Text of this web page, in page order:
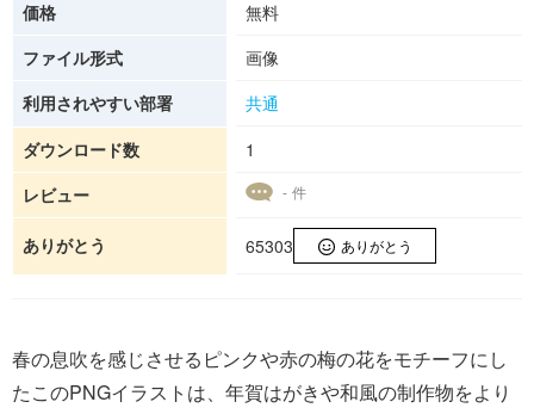
価格
無料
ファイル形式
画像
利用されやすい部署
共通
ダウンロード数
1
レビュー
- 件
ありがとう 65303 ありがとう
春の息吹を感じさせるピンクや赤の梅の花をモチーフにし
たこのPNGイラストは、年賀はがきや和風の制作物をより